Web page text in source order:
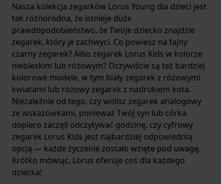
Nasza kolekcja zegarków Lorus Young dla dzieci jest
tak różnorodna, że ​​istnieje duże
prawdopodobieństwo, że Twoje dziecko znajdzie
zegarek, który je zachwyci. Co powiesz na fajny
czarny zegarek? Albo zegarek Lorus Kids w kolorze
niebieskim lub różowym? Oczywiście są też bardziej
kolorowe modele, w tym biały zegarek z różowymi
kwiatami lub różowy zegarek z nadrukiem kota.
Niezależnie od tego, czy wolisz zegarek analogowy
ze wskazówkami, ponieważ Twój syn lub córka
dopiero zaczęli odczytywać godzinę, czy cyfrowy
zegarek Lorus Kids jest najbardziej odpowiednią
opcją — każde życzenie zostało wzięte pod uwagę.
Krótko mówiąc, Lorus oferuje coś dla każdego
dziecka!